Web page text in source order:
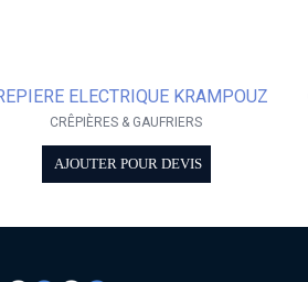
ELECTRIQUE KRAMPOUZ
CRÊPIÈRES & GAUFRIERS
AJOUTER POUR DEVIS